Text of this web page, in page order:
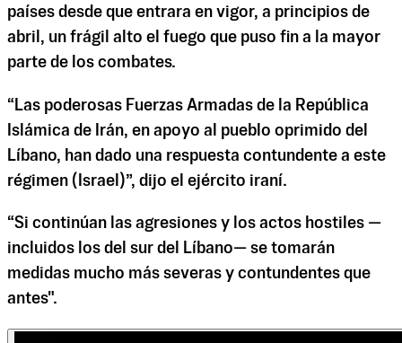
países desde que entrara en vigor, a principios de
abril, un frágil alto el fuego que puso fin a la mayor
parte de los combates.
“Las poderosas Fuerzas Armadas de la República
Islámica de Irán, en apoyo al pueblo oprimido del
Líbano, han dado una respuesta contundente a este
régimen (Israel)”, dijo el ejército iraní.
“Si continúan las agresiones y los actos hostiles —
incluidos los del sur del Líbano— se tomarán
medidas mucho más severas y contundentes que
antes".